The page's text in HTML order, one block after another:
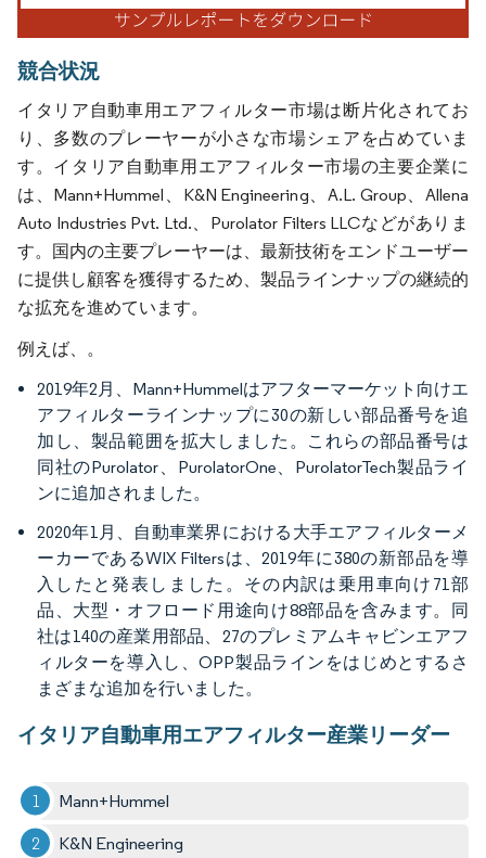
競合状況
イタリア自動車用エアフィルター市場は断片化されてお
り、多数のプレーヤーが小さな市場シェアを占めていま
す。イタリア自動車用エアフィルター市場の主要企業に
は、Mann+Hummel、K&N Engineering、A.L. Group、Allena
Auto Industries Pvt. Ltd.、Purolator Filters LLCなどがありま
す。国内の主要プレーヤーは、最新技術をエンドユーザー
に提供し顧客を獲得するため、製品ラインナップの継続的
な拡充を進めています。
例えば、。
2019年2月、Mann+Hummelはアフターマーケット向けエ
アフィルターラインナップに30の新しい部品番号を追
加し、製品範囲を拡大しました。これらの部品番号は
同社のPurolator、PurolatorOne、PurolatorTech製品ライ
ンに追加されました。
2020年1月、自動車業界における大手エアフィルターメ
ーカーであるWIX Filtersは、2019年に380の新部品を導
入したと発表しました。その内訳は乗用車向け71部
品、大型・オフロード用途向け88部品を含みます。同
社は140の産業用部品、27のプレミアムキャビンエアフ
ィルターを導入し、OPP製品ラインをはじめとするさ
まざまな追加を行いました。
イタリア自動車用エアフィルター産業リーダー
Mann+Hummel
K&N Engineering